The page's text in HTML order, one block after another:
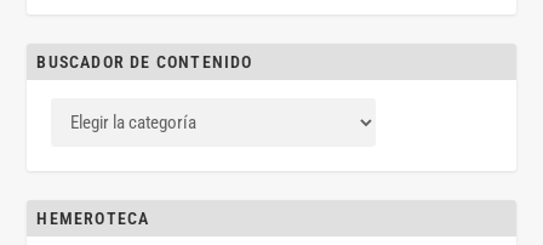
BUSCADOR DE CONTENIDO
HEMEROTECA